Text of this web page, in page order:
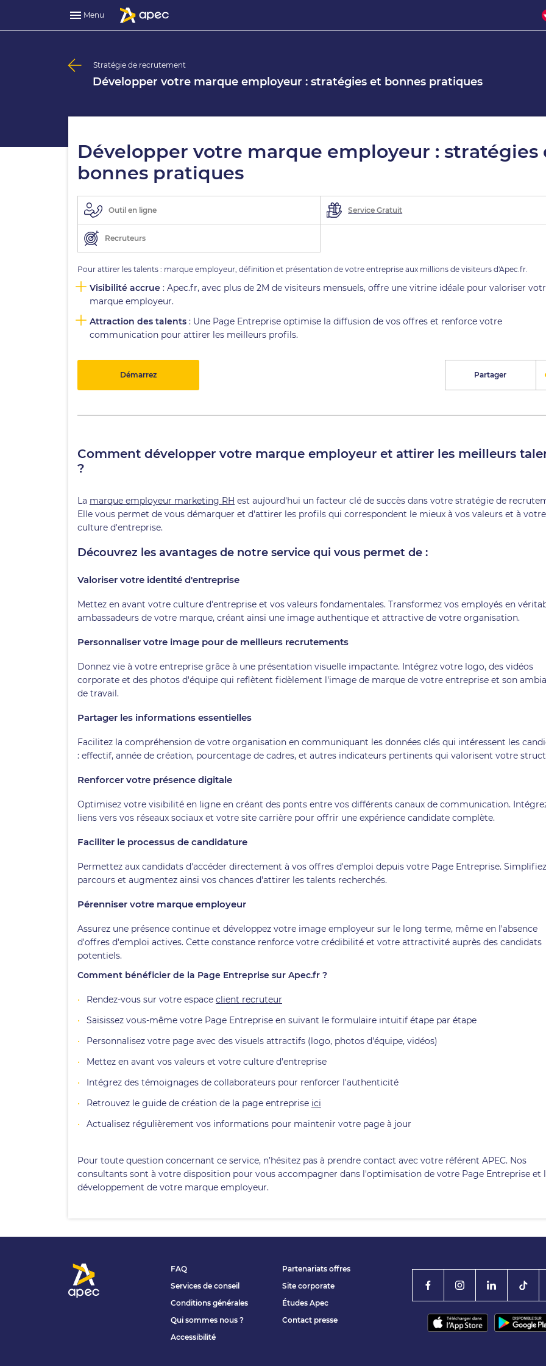
Menu
Stratégie de recrutement
Développer votre marque employeur : stratégies et bonnes pratiques
Développer votre marque employeur : stratégies
bonnes pratiques
Outil en ligne Service Gratuit
Recruteurs
Pour attirer les talents : marque employeur, définition et présentation de votre entreprise aux millions de visiteurs d'Apec.fr.
Visibilité accrue : Apec.fr, avec plus de 2M de visiteurs mensuels, offre une vitrine idéale pour valoriser
marque employeur.
Attraction des talents : Une Page Entreprise optimise la diffusion de vos offres et renforce votre
communication pour attirer les meilleurs profils.
Démarrez Partager
Comment développer votre marque employeur et attirer les meilleurs
?
La marque employeur marketing RH est aujourd'hui un facteur clé de succès dans votre stratégie de
Elle vous permet de vous démarquer et d'attirer les profils qui correspondent le mieux à vos valeurs et à votre
culture d'entreprise.
Découvrez les avantages de notre service qui vous permet de :
Valoriser votre identité d'entreprise
Mettez en avant votre culture d'entreprise et vos valeurs fondamentales. Transformez vos employés en
ambassadeurs de votre marque, créant ainsi une image authentique et attractive de votre organisation.
Personnaliser votre image pour de meilleurs recrutements
Donnez vie à votre entreprise grâce à une présentation visuelle impactante. Intégrez votre logo, des vidéos
corporate et des photos d'équipe qui reflètent fidèlement l'image de marque de votre entreprise et son
de travail.
Partager les informations essentielles
Facilitez la compréhension de votre organisation en communiquant les données clés qui intéressent les
: effectif, année de création, pourcentage de cadres, et autres indicateurs pertinents qui valorisent votre
Renforcer votre présence digitale
Optimisez votre visibilité en ligne en créant des ponts entre vos différents canaux de communication.
liens vers vos réseaux sociaux et votre site carrière pour offrir une expérience candidate complète.
Faciliter le processus de candidature
Permettez aux candidats d'accéder directement à vos offres d'emploi depuis votre Page Entreprise.
parcours et augmentez ainsi vos chances d'attirer les talents recherchés.
Pérenniser votre marque employeur
Assurez une présence continue et développez votre image employeur sur le long terme, même en l'absence
d'offres d'emploi actives. Cette constance renforce votre crédibilité et votre attractivité auprès des candidats
potentiels.
Comment bénéficier de la Page Entreprise sur Apec.fr ?
Rendez-vous sur votre espace client recruteur
Saisissez vous-même votre Page Entreprise en suivant le formulaire intuitif étape par étape
Personnalisez votre page avec des visuels attractifs (logo, photos d'équipe, vidéos)
Mettez en avant vos valeurs et votre culture d'entreprise
Intégrez des témoignages de collaborateurs pour renforcer l'authenticité
Retrouvez le guide de création de la page entreprise ici
Actualisez régulièrement vos informations pour maintenir votre page à jour
Pour toute question concernant ce service, n’hésitez pas à prendre contact avec votre référent APEC. Nos
consultants sont à votre disposition pour vous accompagner dans l'optimisation de votre Page Entreprise et
développement de votre marque employeur.
FAQ
Services de conseil
Conditions générales
Qui sommes nous ?
Accessibilité
Partenariats offres
Site corporate
Études Apec
Contact presse